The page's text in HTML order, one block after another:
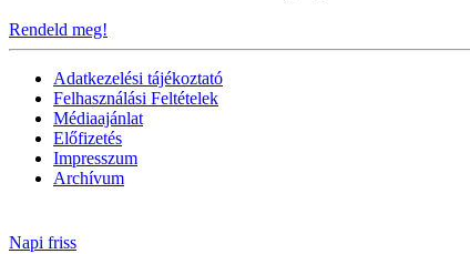
Rendeld meg!
Adatkezelési tájékoztató
Felhasználási Feltételek
Médiaajánlat
Előfizetés
Impresszum
Archívum
Napi friss